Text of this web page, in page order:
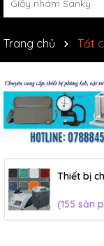
Trang chủ Tất
Thiết bị
(155 sản